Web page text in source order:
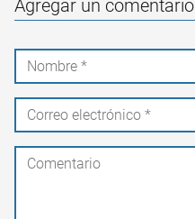
Agregar un comentario